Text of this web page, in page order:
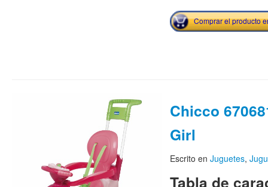
Comprar el producto
Chicco
Girl
Escrito en Juguetes,
Tabla de